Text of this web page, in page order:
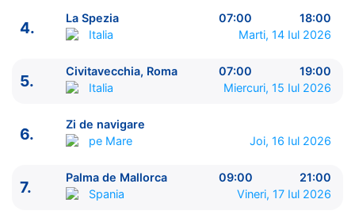
----------------------------------------
Barcelona Spania
3.
Genova Italia 08:00 - 18:00
Civitavecchia, Roma
6.
Zi de navigare pe Mare
Barcelona Spania 08:00 - ⚓
4.
La Spezia 07:00
18:00
Italia
Marti, 14 Iul 2026
5.
Civitavecchia, Roma 07:00
19:00
Italia
Miercuri, 15 Iul 2026
6.
Zi de navigare
pe Mare
Joi, 16 Iul 2026
7.
Palma de Mallorca 09:00
21:00
Spania
Vineri, 17 Iul 2026